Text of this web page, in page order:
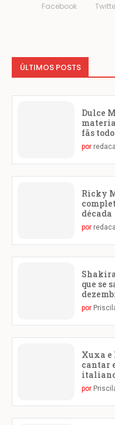
Facebook
ÚLTIMOS POSTS
Dulce
fãs
por
Ricky
década
por
Shakira
que se
por
Xuxa e
cantar
por